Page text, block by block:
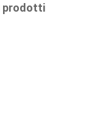
prodotti